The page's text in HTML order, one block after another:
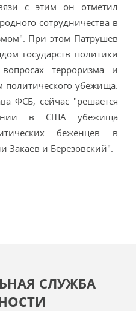
с этим он отметил
сотрудничества в
При этом Патрушев
государств политики
терроризма и
политического убежища.
ФСБ, сейчас "решается
в США убежища
беженцев в
Закаев и Березовский".
СЛУЖБА